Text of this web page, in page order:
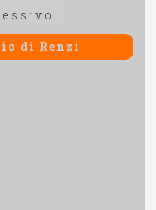
successivo:
di Renzi